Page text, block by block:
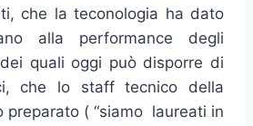
che la teconologia ha dato
alla performance degli
quali oggi può disporre di
che lo staff tecnico della
preparato ( “siamo laureati in